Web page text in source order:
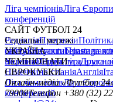
Ліга чемпіонівЛіга Європи
конференцій
САЙТ ФУТБОЛ 24
РедакціяПрогнози
сайтуКонтактиПравила
політикаСтруктура
Соціальні мережі
facebookxyoutubeinstagram
УКРАЇНА
УкраїнаПерша лігаДруга
ЧЕМПІОНАТИ
НімеччинаІспаніяАнглія
ЄВРОКУБКИ
Ліга чемпіонівЛіга Європи
конференцій
Онлайн-медіа «Футбол
79008Телефон +380 (32)